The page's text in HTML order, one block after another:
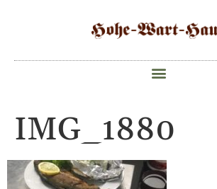
IMG_1880